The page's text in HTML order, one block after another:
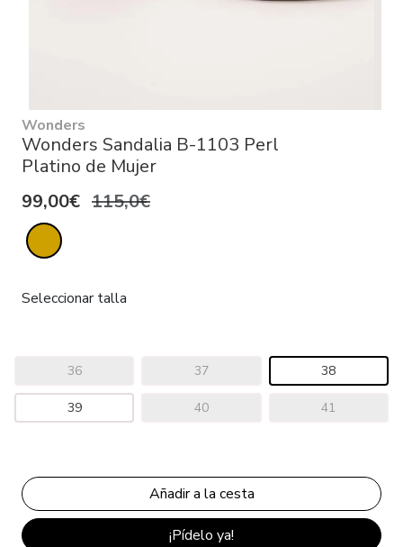
Wonders
Wonders Sandalia B-1103 Perl
Platino de Mujer
99,00€ 115,0€
Seleccionar talla
36 37 38
39 40 41
¡Pídelo ya!